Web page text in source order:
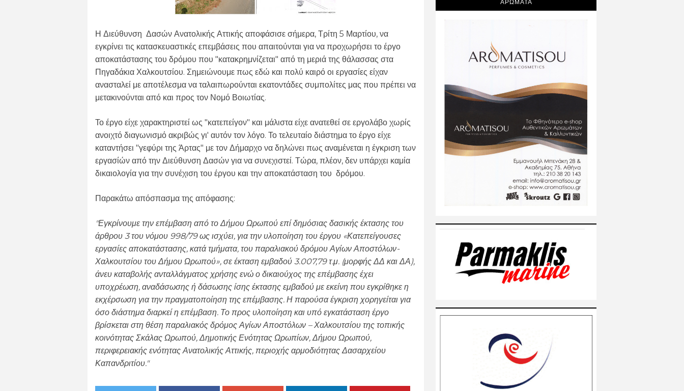
Η Διεύθυνση Δασών Ανατολικής Αττικής αποφάσισε σήμερα, Τρίτη 5 Μαρτίου, να
εγκρίνει τις κατασκευαστικές επεμβάσεις που απαιτούνται για να προχωρήσει το έργο
αποκατάστασης του δρόμου που "κατακρημνίζεται" από τη μεριά της θάλασσας στα
Πηγαδάκια Χαλκουτσίου. Σημειώνουμε πως εδώ και πολύ καιρό οι εργασίες είχαν
ανασταλεί με αποτέλεσμα να ταλαιπωρούνται εκατοντάδες συμπολίτες μας που πρέπει να
μετακινούνται από και προς τον Νομό Βοιωτίας.
Το έργο είχε χαρακτηριστεί ως "κατεπείγον" και μάλιστα είχε ανατεθεί σε εργολάβο χωρίς
ανοιχτό διαγωνισμό ακριβώς γι' αυτόν τον λόγο. Το τελευταίο διάστημα το έργο είχε
καταντήσει "γεφύρι της Άρτας" με τον Δήμαρχο να δηλώνει πως αναμένεται η έγκριση των
εργασίών από την Διεύθυνση Δασών για να συνεχιστεί. Τώρα, πλέον, δεν υπάρχει καμία
δικαιολογία για την συνέχιση του έργου και την αποκατάσταση του δρόμου.
Παρακάτω απόσπασμα της απόφασης:
"Εγκρίνουμε την επέμβαση από το Δήμου Ωρωπού επί δημόσιας δασικής έκτασης του
άρθρου 3 του νόμου 998/79 ως ισχύει, για την υλοποίηση του έργου «Κατεπείγουσες
εργασίες αποκατάστασης, κατά τμήματα, του παραλιακού δρόμου Αγίων Αποστόλων-
Χαλκουτσίου του Δήμου Ωρωπού», σε έκταση εμβαδού 3.007,79 τ.μ. (μορφής ΔΔ και ΔΑ),
άνευ καταβολής ανταλλάγματος χρήσης ενώ ο δικαιούχος της επέμβασης έχει
υποχρέωση, αναδάσωσης ή δάσωσης ίσης έκτασης εμβαδού με εκείνη που εγκρίθηκε η
εκχέρσωση για την πραγματοποίηση της επέμβασης. Η παρούσα έγκριση χορηγείται για
όσο διάστημα διαρκεί η επέμβαση. Το προς υλοποίηση και υπό εγκατάσταση έργο
βρίσκεται στη θέση παραλιακός δρόμος Αγίων Αποστόλων – Χαλκουτσίου της τοπικής
κοινότητας Σκάλας Ωρωπού, Δημοτικής Ενότητας Ωρωπίων, Δήμου Ωρωπού,
περιφερειακής ενότητας Ανατολικής Αττικής, περιοχής αρμοδιότητας Δασαρχείου
Καπανδριτίου."
ΑΡΩΜΑΤΑ